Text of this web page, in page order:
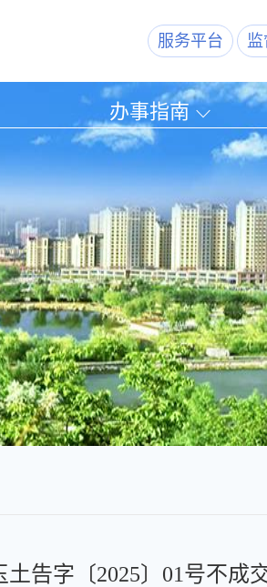
服务平台
办事指南
土告字〔2025〕01号不成